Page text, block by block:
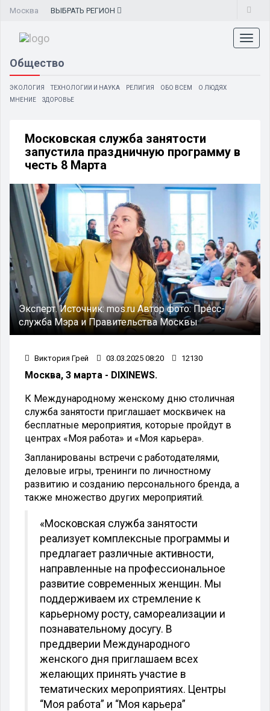
Москва ВЫБРАТЬ РЕГИОН
Общество
ЭКОЛОГИЯ ТЕХНОЛОГИИ И НАУКА РЕЛИГИЯ ОБО ВСЕМ
О ЛЮДЯХ
МНЕНИЕ
ЗДОРОВЬЕ
Московская служба занятости
запустила праздничную программу в
честь 8 Марта
Эксперт.Источник: mos.ruАвтор фото:Пресс-
служба Мэра и Правительства Москвы
Виктория Грей 03.03.2025 08:20 12130
Москва, 3 марта - DIXINEWS.
К Международному женскому дню столичная
служба занятости приглашает москвичек на
бесплатные мероприятия, которые пройдут в
центрах «Моя работа» и «Моя карьера».
Запланированы встречи с работодателями,
деловые игры, тренинги по личностному
развитию и созданию персонального бренда, а
также множество других мероприятий.
«Московская служба занятости
реализует комплексные программы и
предлагает различные активности,
направленные на профессиональное
развитие современных женщин. Мы
поддерживаем их стремление к
карьерному росту, самореализации и
познавательному досугу. В
преддверии Международного
женского дня приглашаем всех
желающих принять участие в
тематических мероприятиях. Центры
“Моя работа” и “Моя карьера”